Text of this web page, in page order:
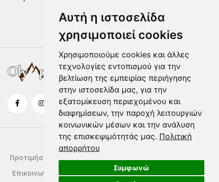
Αυτή η ιστοσελίδα
χρησιμοποιεί cookies
Χρησιμοποιούμε cookies και άλλες
τεχνολογίες εντοπισμού για την
βελτίωση της εμπειρίας περιήγησης
στην ιστοσελίδα μας, για την
εξατομίκευση περιεχομένου και
διαφημίσεων, την παροχή λειτουργιών
κοινωνικών μέσων και την ανάλυση
της επισκεψιμότητάς μας. Πολιτική
απορρήτου
Συμφωνώ
Προτιμήσεις Cookies Δήλωση Cookies Όροι Χρήσης
Επικοινωνία